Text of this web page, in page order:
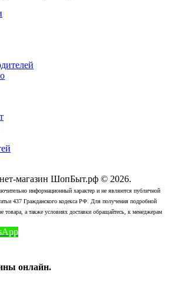
магазин ШопБыт.рф © 2026.
информационный характер и не являются публичной
437 Гражданского кодекса РФ. Для получения подробной
товара, а также условиях доставки обращайтесь, к менеджерам
онлайн.